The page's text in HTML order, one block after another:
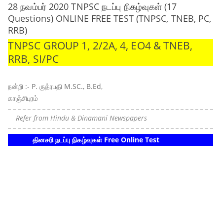
28 நவம்பர் 2020 TNPSC நடப்பு நிகழ்வுகள் (17
Questions) ONLINE FREE TEST (TNPSC, TNEB, PC,
RRB)
TNPSC GROUP 1, 2/2A, 4, EO4 & TNEB,
RRB, SI/PC
நன்றி :- P. ருத்ரபதி M.SC., B.Ed,
காஞ்சிபுரம்
Refer from Hindu & Dinamani Newspapers
தினசரி நடப்பு நிகழ்வுகள் Free Online Test